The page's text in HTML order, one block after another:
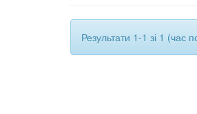
Результати 1-1 зі 1 (час